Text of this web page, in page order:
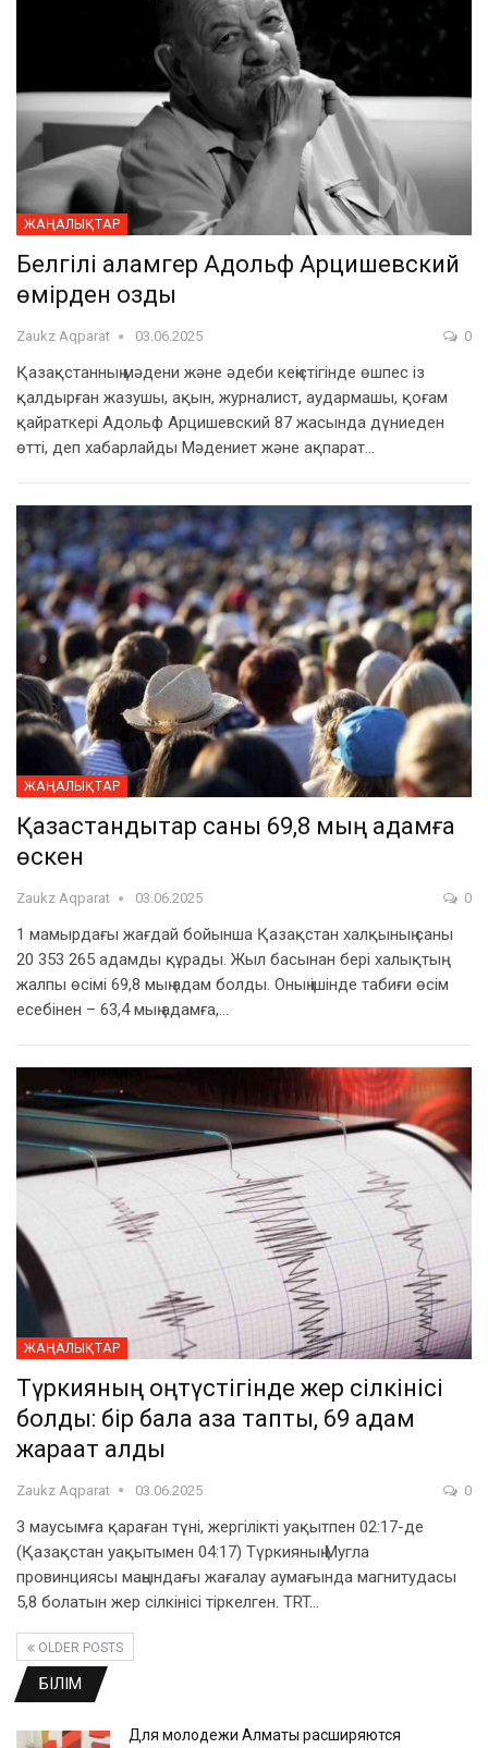
ЖАҢАЛЫҚТАР
Белгілі қаламгер Адольф Арцишевский
өмірден озды
Zaukz Aqparat 03.06.2025 0
Қазақстанның мәдени және әдеби кеңістігінде өшпес із
қалдырған жазушы, ақын, журналист, аудармашы, қоғам
қайраткері Адольф Арцишевский 87 жасында дүниеден
өтті, деп хабарлайды Мәдениет және ақпарат…
ЖАҢАЛЫҚТАР
Қазақстандықтар саны 69,8 мың адамға
өскен
Zaukz Aqparat 03.06.2025 0
1 мамырдағы жағдай бойынша Қазақстан халқының саны
20 353 265 адамды құрады. Жыл басынан бері халықтың
жалпы өсімі 69,8 мың адам болды. Оның ішінде табиғи өсім
есебінен – 63,4 мың адамға,…
ЖАҢАЛЫҚТАР
Түркияның оңтүстігінде жер сілкінісі
болды: бір бала қаза тапты, 69 адам
жарақат алды
Zaukz Aqparat 03.06.2025 0
3 маусымға қараған түні, жергілікті уақытпен 02:17-де
(Қазақстан уақытымен 04:17) Түркияның Мугла
провинциясы маңындағы жағалау аумағында магнитудасы
5,8 болатын жер сілкінісі тіркелген. TRT…
OLDER POSTS
БІЛІМ
Для молодежи Алматы расширяются